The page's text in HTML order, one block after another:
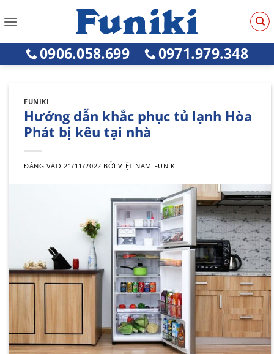
qua
0906.058.699 0971.979.348
FUNIKI
Hướng dẫn khắc phục tủ lạnh Hòa
Phát bị kêu tại nhà
ĐĂNG VÀO 21/11/2022 BỞIVIỆT NAM FUNIKI